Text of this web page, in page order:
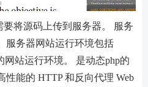
将源码上传到服务器。 服务
服务器网站运行环境包括
站运行环境。 是动态php的
性能的 HTTP 和反向代理 Web